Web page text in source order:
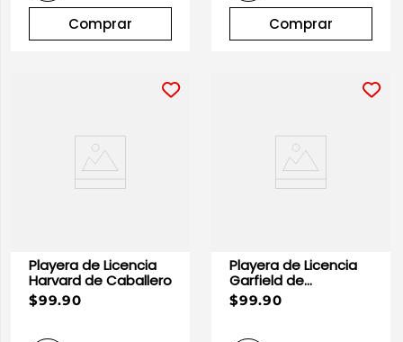
Comprar Comprar
Playera de Licencia
Harvard de Caballero
$99.90
Playera de Licencia
Garfield de
Caballero
$99.90